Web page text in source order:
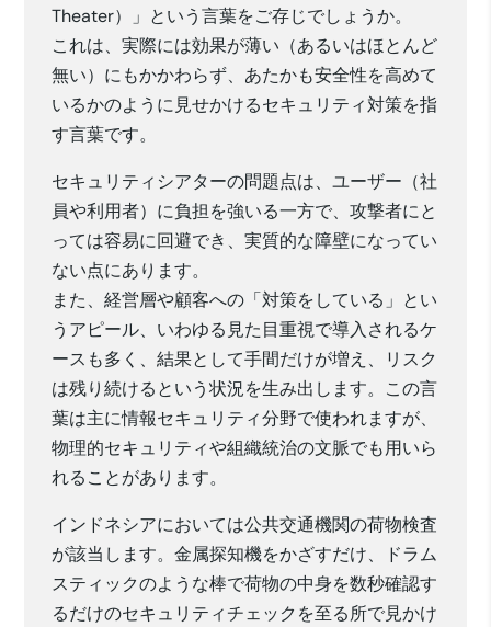
Theater）」という言葉をご存じでしょうか。
これは、実際には効果が薄い（あるいはほとんど
無い）にもかかわらず、あたかも安全性を高めて
いるかのように見せかけるセキュリティ対策を指
す言葉です。
セキュリティシアターの問題点は、ユーザー（社
員や利用者）に負担を強いる一方で、攻撃者にと
っては容易に回避でき、実質的な障壁になってい
ない点にあります。
また、経営層や顧客への「対策をしている」とい
うアピール、いわゆる見た目重視で導入されるケ
ースも多く、結果として手間だけが増え、リスク
は残り続けるという状況を生み出します。この言
葉は主に情報セキュリティ分野で使われますが、
物理的セキュリティや組織統治の文脈でも用いら
れることがあります。
インドネシアにおいては公共交通機関の荷物検査
が該当します。金属探知機をかざすだけ、ドラム
スティックのような棒で荷物の中身を数秒確認す
るだけのセキュリティチェックを至る所で見かけ